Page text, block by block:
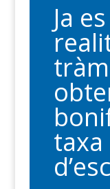
Ja
taxa